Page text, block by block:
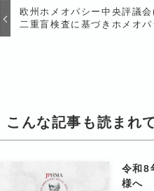
欧州ホメオパシー中央評議
二重盲検査に基づきホメオ
こんな記事も読まれ
令和8
様へ